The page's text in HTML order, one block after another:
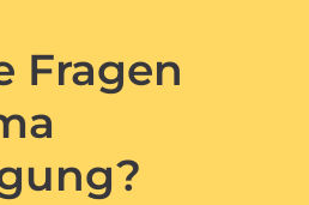
Fragen